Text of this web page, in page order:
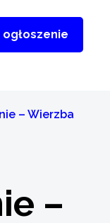
ogłoszenie
– Wierzba
–